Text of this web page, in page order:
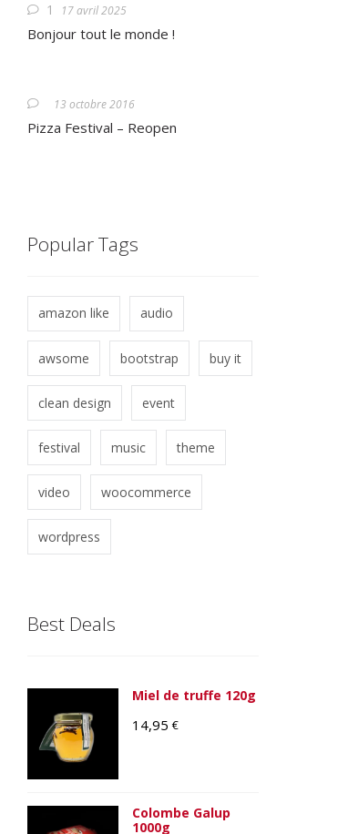
1 17 avril 2025
Bonjour tout le monde !
13 octobre 2016
Pizza Festival – Reopen
Popular Tags
amazon like audio
awsome bootstrap buy it
clean design event
festival music theme
video woocommerce
wordpress
Best Deals
Miel de truffe 120g
14,95 €
Colombe Galup
1000g